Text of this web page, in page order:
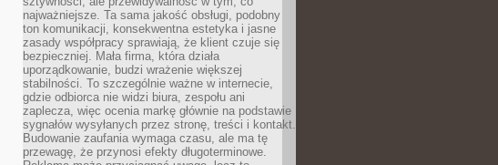
najważniejsze. Ta sama jakość obsługi, podobny
ton komunikacji, konsekwentna estetyka i jasne
zasady współpracy sprawiają, że klient czuje się
bezpieczniej. Mała firma, która działa
uporządkowanie, budzi wrażenie większej
stabilności. To szczególnie ważne w internecie,
gdzie odbiorca nie widzi biura, zespołu ani
zaplecza, więc ocenia markę głównie na podstawie
sygnałów wysyłanych przez stronę, treści i kontakt.
Budowanie zaufania wymaga czasu, ale ma tę
przewagę, że przynosi efekty długoterminowe.